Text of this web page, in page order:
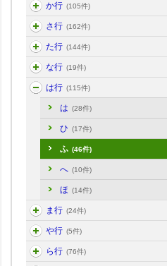
か行 (105件)
さ行 (162件)
た行 (144件)
な行 (19件)
は行 (115件)
は (28件)
ひ (17件)
ふ (46件)
へ (10件)
ほ (14件)
ま行 (24件)
や行 (5件)
ら行 (76件)